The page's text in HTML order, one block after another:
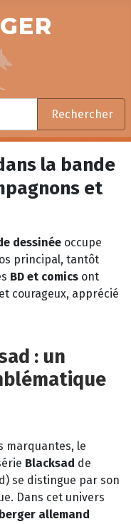
Rechercher
la bande
et
dessinée occupe
principal, tantôt
BD et comics ont
courageux, apprécié
: un
marquantes, le
Blacksad de
se distingue par son
Dans cet univers
berger allemand